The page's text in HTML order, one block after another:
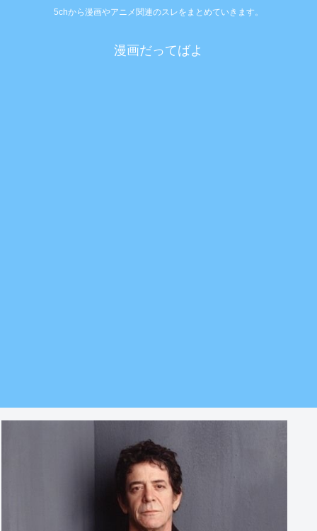
5chから漫画やアニメ関連のスレをまとめていきます。
漫画だってばよ